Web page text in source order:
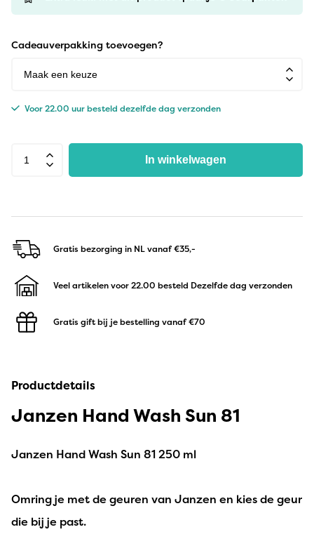
Cadeauverpakking toevoegen?
Voor 22.00 uur besteld dezelfde dag verzonden
In winkelwagen
Gratis bezorging in NLvanaf €35,-
Veel artikelen voor 22.00 besteld Dezelfde dag verzonden
Gratis gift bij je bestelling vanaf €70
Productdetails
Janzen Hand Wash Sun 81
Janzen Hand Wash Sun 81 250 ml
Omring je met de geuren van Janzen en kies de geur
die bij je past.